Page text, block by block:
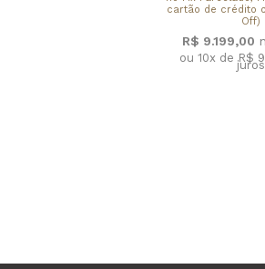
cartão de crédito
Off)
R$ 9.199,00
ou 10x de R$
juros